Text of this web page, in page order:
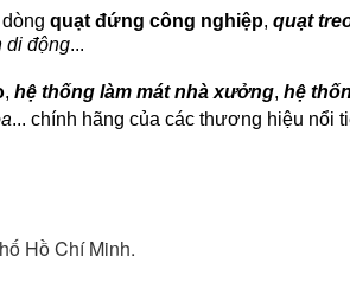
quạt đứng công nghiệp, quạt
di động...
, hệ thống làm mát nhà xưởng, hệ
... chính hãng của các thương hiệu nổi
Hồ Chí Minh.